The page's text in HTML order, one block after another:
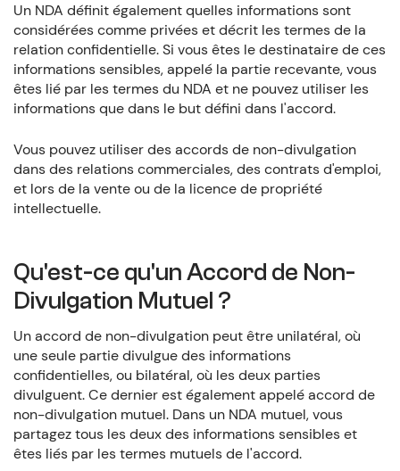
Un NDA définit également quelles informations sont
considérées comme privées et décrit les termes de la
relation confidentielle. Si vous êtes le destinataire de ces
informations sensibles, appelé la partie recevante, vous
êtes lié par les termes du NDA et ne pouvez utiliser les
informations que dans le but défini dans l'accord.
Vous pouvez utiliser des accords de non-divulgation
dans des relations commerciales, des contrats d'emploi,
et lors de la vente ou de la licence de propriété
intellectuelle.
Qu'est-ce qu'un Accord de Non-
Divulgation Mutuel ?
Un accord de non-divulgation peut être unilatéral, où
une seule partie divulgue des informations
confidentielles, ou bilatéral, où les deux parties
divulguent. Ce dernier est également appelé accord de
non-divulgation mutuel. Dans un NDA mutuel, vous
partagez tous les deux des informations sensibles et
êtes liés par les termes mutuels de l'accord.